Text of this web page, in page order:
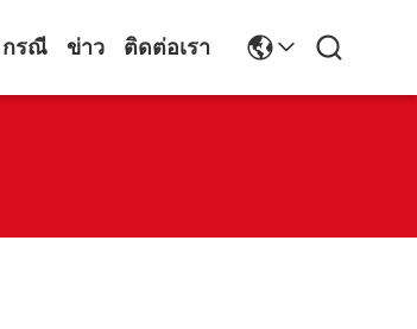
กรณี ข่าว ติดต่อเรา